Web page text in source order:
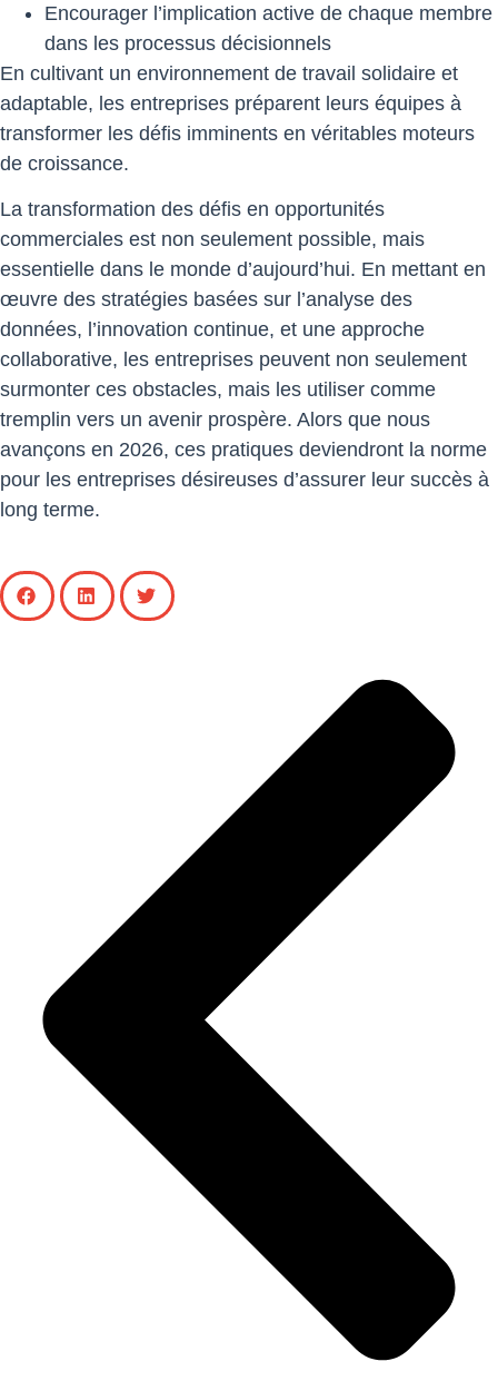
Encourager l’implication active de chaque membre
dans les processus décisionnels
En cultivant un environnement de travail solidaire et
adaptable, les entreprises préparent leurs équipes à
transformer les défis imminents en véritables moteurs
de croissance.
La transformation des défis en opportunités
commerciales est non seulement possible, mais
essentielle dans le monde d’aujourd’hui. En mettant en
œuvre des stratégies basées sur l’analyse des
données, l’innovation continue, et une approche
collaborative, les entreprises peuvent non seulement
surmonter ces obstacles, mais les utiliser comme
tremplin vers un avenir prospère. Alors que nous
avançons en 2026, ces pratiques deviendront la norme
pour les entreprises désireuses d’assurer leur succès à
long terme.